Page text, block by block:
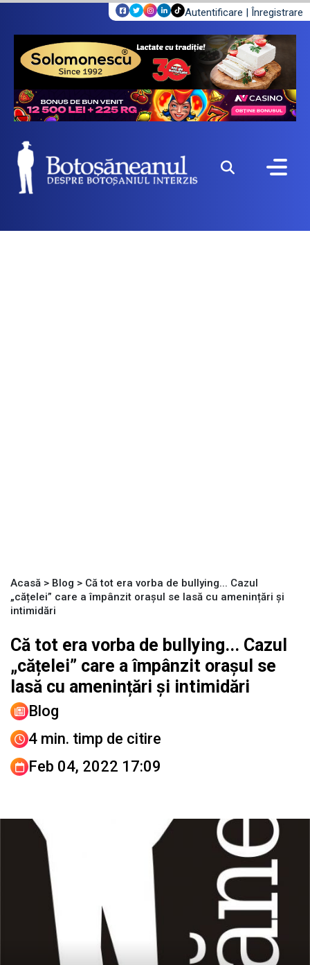
Autentificare | Înregistrare
Acasă > Blog > Că tot era vorba de bullying... Cazul
„cățelei” care a împânzit orașul se lasă cu amenințări și
intimidări
Că tot era vorba de bullying... Cazul
„cățelei” care a împânzit orașul se
lasă cu amenințări și intimidări
Blog
4 min. timp de citire
Feb 04, 2022 17:09